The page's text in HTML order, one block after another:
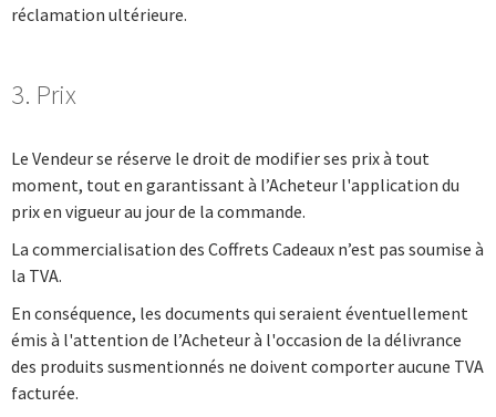
réclamation ultérieure.
3. Prix
Le Vendeur se réserve le droit de modifier ses prix à tout
moment, tout en garantissant à l’Acheteur l'application du
prix en vigueur au jour de la commande.
La commercialisation des Coffrets Cadeaux n’est pas soumise à
la TVA.
En conséquence, les documents qui seraient éventuellement
émis à l'attention de l’Acheteur à l'occasion de la délivrance
des produits susmentionnés ne doivent comporter aucune TVA
facturée.